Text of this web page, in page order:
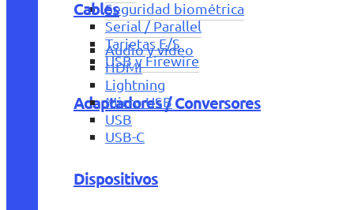
Seguridad biométrica
Serial / Parallel
Tarjetas E/S
USB y Firewire
Adaptadores / Conversores
Cables
Audio y vídeo
HDMI
Lightning
Micro USB
USB
USB-C
Dispositivos